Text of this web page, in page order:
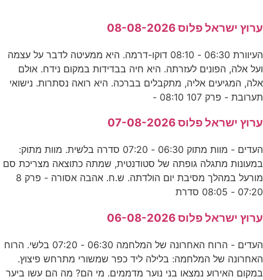
ערוץ ישראל פלוס 08-08-2026
העיוורת 06:30 - 08:10 דוקו-דרמה. היא ממעיטה לדבר על עצמה
ועל אלה, הפונים לעזרתה. היא חיה בבדידות במקום נידח. אולם
אלה, המגיעים אליה, מתקבלים בברכה. היא רואה נסתרות. נישואי
תערובת - פרק 107 08:10 -
ערוץ ישראל פלוס 07-08-2026
העדים - מוות מתוק 06:30 - 07:20 סדרה בלשית. מוות מתוק:
במעונות מתגלה גופתה של סטודנטית, שמתה כתוצאה מצריכת סם
מורעל במהלך מסיבת יום הולדתה. ש.ח. אהבה אסורה - פרק 8
07:20 - 08:05 סדרת
ערוץ ישראל פלוס 06-08-2026
העדים - הרוח האחרונה של המלחמה 06:30 - 07:20 בלשי. הרוח
האחרונה של המלחמה: בלילה ליד כפר שמשורי מתרחש פיצוץ.
במקום האירוע נמצאו בני נוער מדממים. מי הם? מה הם עשו ביער